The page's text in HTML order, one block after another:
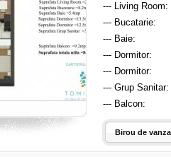
--- Living Room:
--- Bucatarie:
--- Baie:
--- Dormitor:
--- Dormitor:
--- Grup Sanitar:
--- Balcon:
Birou de